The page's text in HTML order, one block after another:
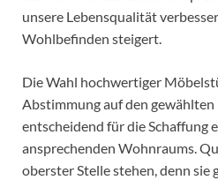
unsere Lebensqualität
Wohlbefinden steigert.
Die Wahl hochwertiger
Abstimmung auf den
entscheidend für die Schaffung
ansprechenden Wohnraums.
oberster Stelle stehen, denn